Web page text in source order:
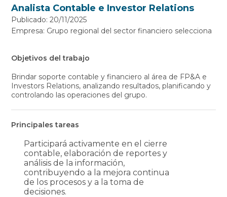
Contacto
INGRESAR
Analista Contable e Investor Relations
Publicado: 20/11/2025
Empresa: Grupo regional del sector financiero selecciona
Objetivos del trabajo
Brindar soporte contable y financiero al área de FP&A e
Investors Relations, analizando resultados, planificando y
controlando las operaciones del grupo.
Principales tareas
Participará activamente en el cierre
contable, elaboración de reportes y
análisis de la información,
contribuyendo a la mejora continua
de los procesos y a la toma de
decisiones.